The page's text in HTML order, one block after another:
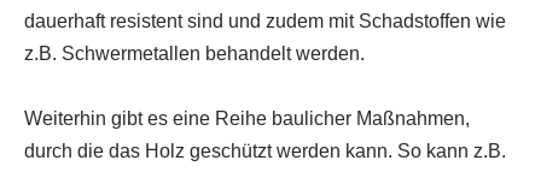
dauerhaft resistent sind und zudem mit Schadstoffen wie
z.B. Schwermetallen behandelt werden.
Weiterhin gibt es eine Reihe baulicher Maßnahmen,
durch die das Holz geschützt werden kann. So kann z.B.